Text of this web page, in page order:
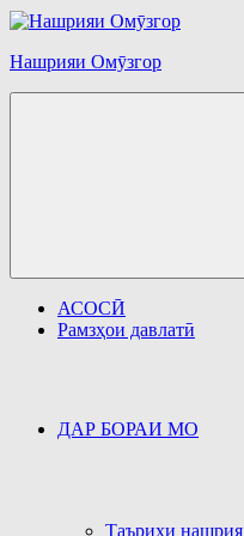
Перейти
содержимому
Нашрияи Омӯзгор
АСОСӢ
Рамзҳои давлатӣ
ДАР БОРАИ МО
Таърихи нашрия